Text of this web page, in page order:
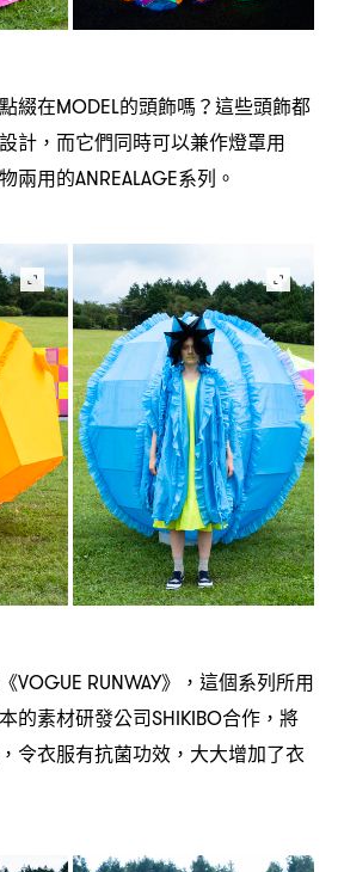
綴在MODEL的頭飾嗎 ？這些頭飾都
計 ， 而它們同時可以兼作燈罩用
兩用的ANREALAGE系列。
VOGUE RUNWAY》 ， 這個系列所用
的素材研發公司SHIKIBO合作 ， 將
， 令衣服有抗菌功效 ， 大大增加了衣